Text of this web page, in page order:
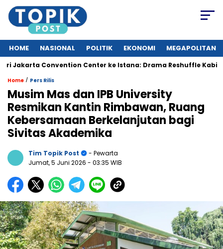
HOME NASIONAL POLITIK EKONOMI MEGAPOLITAN
Convention Center ke Istana: Drama Reshuffle Kabinet
Home / Pers Rilis
Musim Mas dan IPB University
Resmikan Kantin Rimbawan, Ruang
Kebersamaan Berkelanjutan bagi
Sivitas Akademika
Tim Topik Post
- Pewarta
Jumat, 5 Juni 2026 - 03:35 WIB